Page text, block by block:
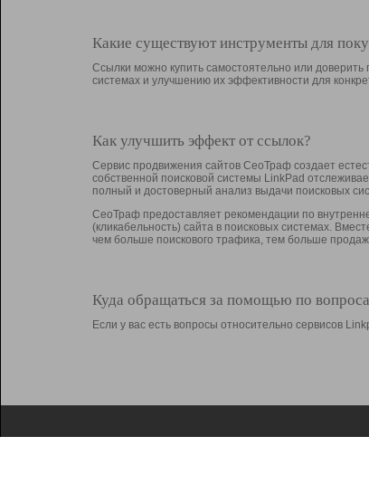
Какие существуют инструменты для
Ссылки можно купить самостоятельно или
системах и улучшению их эффективности для
Как улучшить эффект от ссылок?
Сервис продвижения сайтов СеоТраф создает
собственной поисковой системы LinkPad
полный и достоверный анализ выдачи поисковых
СеоТраф предоставляет рекомендации по
(кликабельность) сайта в поисковых системах.
чем больше поискового трафика, тем больше
Куда обращаться за помощью по
Если у вас есть вопросы относительно сервисов